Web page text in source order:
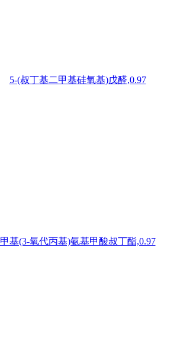
5-(叔丁基二甲基硅氧基)戊醛,0.97
甲基(3-氧代丙基)氨基甲酸叔丁酯,0.97